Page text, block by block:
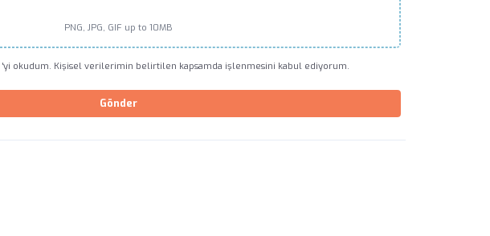
PNG, JPG, GIF up to 10MB
'yi okudum. Kişisel verilerimin belirtilen kapsamda işlenmesini kabul ediyorum.
Gönder